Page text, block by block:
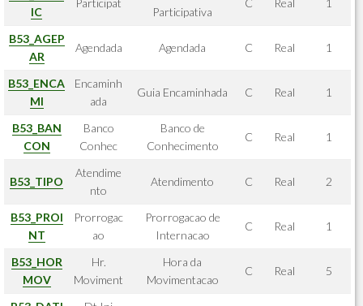
IC
Participat
Participativa
C Real 1
B53_AGEP
AR
Agendada Agendada C Real 1
B53_ENCA
MI
Encaminh
ada
Guia Encaminhada C Real 1
B53_BAN
CON
Banco
Conhec
Banco de
Conhecimento
C Real 1
B53_TIPO
Atendime
nto
Atendimento C Real 2
B53_PROI
NT
Prorrogac
ao
Prorrogacao de
Internacao
C Real 1
B53_HOR
MOV
Hr.
Moviment
Hora da
Movimentacao
C Real 5